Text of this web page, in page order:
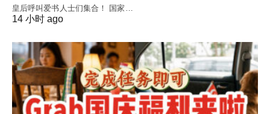
皇后呼叫爱书人士们集合！ 国家…
14 小时 ago